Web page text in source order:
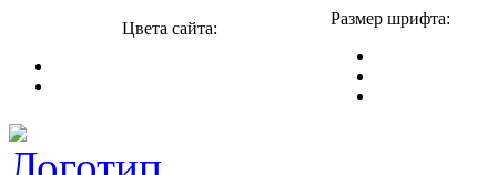
Цвета сайта:
Размер шрифта: